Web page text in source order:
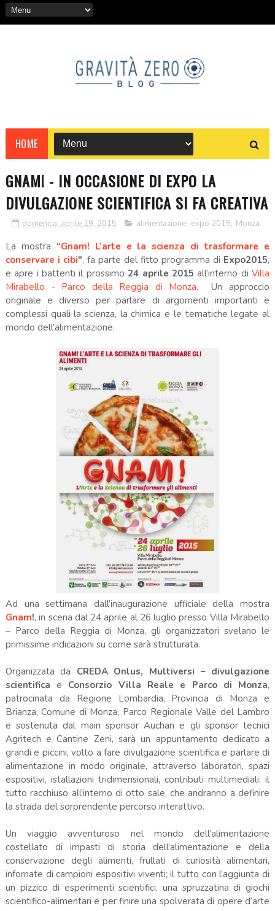
HOME
GNAM! - IN OCCASIONE DI EXPO LA
DIVULGAZIONE SCIENTIFICA SI FA CREATIVA
domenica, aprile 19, 2015 alimentazione, expo 2015, Monza
La mostra “Gnam! L’arte e la scienza di trasformare e
conservare i cibi", fa parte del fitto programma di Expo2015,
e apre i battenti il prossimo 24 aprile 2015all’interno diVilla
Mirabello - Parco della Reggia di Monza. Un approccio
originale e diverso per parlare di argomenti importanti e
complessi quali la scienza, la chimica e le tematiche legate al
mondo dell’alimentazione.
Ad una settimana dall’inaugurazione ufficiale della mostra
Gnam!, in scena dal 24 aprile al 26 luglio presso Villa Mirabello
– Parco della Reggia di Monza, gli organizzatori svelano le
primissime indicazioni su come sarà strutturata.
Organizzata da CREDA Onlus, Multiversi – divulgazione
scientifica e Consorzio Villa Reale e Parco di Monza,
patrocinata da Regione Lombardia, Provincia di Monza e
Brianza, Comune di Monza, Parco Regionale Valle del Lambro
e sostenuta dal main sponsor Auchan e gli sponsor tecnici
Agritech e Cantine Zeni, sarà un appuntamento dedicato a
grandi e piccini, volto a fare divulgazione scientifica e parlare di
alimentazione in modo originale, attraverso laboratori, spazi
espositivi, istallazioni tridimensionali, contributi multimediali: il
tutto racchiuso all’interno di otto sale, che andranno a definire
la strada del sorprendente percorso interattivo.
Un viaggio avventuroso nel mondo dell’alimentazione
costellato di impasti di storia dell’alimentazione e della
conservazione degli alimenti, frullati di curiosità alimentari,
infornate di campioni espositivi viventi; il tutto con l’aggiunta di
un pizzico di esperimenti scientifici, una spruzzatina di giochi
scientifico-alimentari e per finire una spolverata di opere d’arte